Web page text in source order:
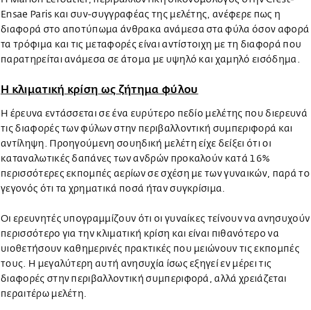
Ensae Paris και συν-συγγραφέας της μελέτης, ανέφερε πως η
διαφορά στο αποτύπωμα άνθρακα ανάμεσα στα φύλα όσον αφορά
τα τρόφιμα και τις μεταφορές είναι αντίστοιχη με τη διαφορά που
παρατηρείται ανάμεσα σε άτομα με υψηλό και χαμηλό εισόδημα.
Η κλιματική κρίση ως ζήτημα φύλου
Η έρευνα εντάσσεται σε ένα ευρύτερο πεδίο μελέτης που διερευνά
τις διαφορές των φύλων στην περιβαλλοντική συμπεριφορά και
αντίληψη. Προηγούμενη σουηδική μελέτη είχε δείξει ότι οι
καταναλωτικές δαπάνες των ανδρών προκαλούν κατά 16%
περισσότερες εκπομπές αερίων σε σχέση με των γυναικών, παρά το
γεγονός ότι τα χρηματικά ποσά ήταν συγκρίσιμα.
Οι ερευνητές υπογραμμίζουν ότι οι γυναίκες τείνουν να ανησυχούν
περισσότερο για την κλιματική κρίση και είναι πιθανότερο να
υιοθετήσουν καθημερινές πρακτικές που μειώνουν τις εκπομπές
τους. Η μεγαλύτερη αυτή ανησυχία ίσως εξηγεί εν μέρει τις
διαφορές στην περιβαλλοντική συμπεριφορά, αλλά χρειάζεται
περαιτέρω μελέτη.